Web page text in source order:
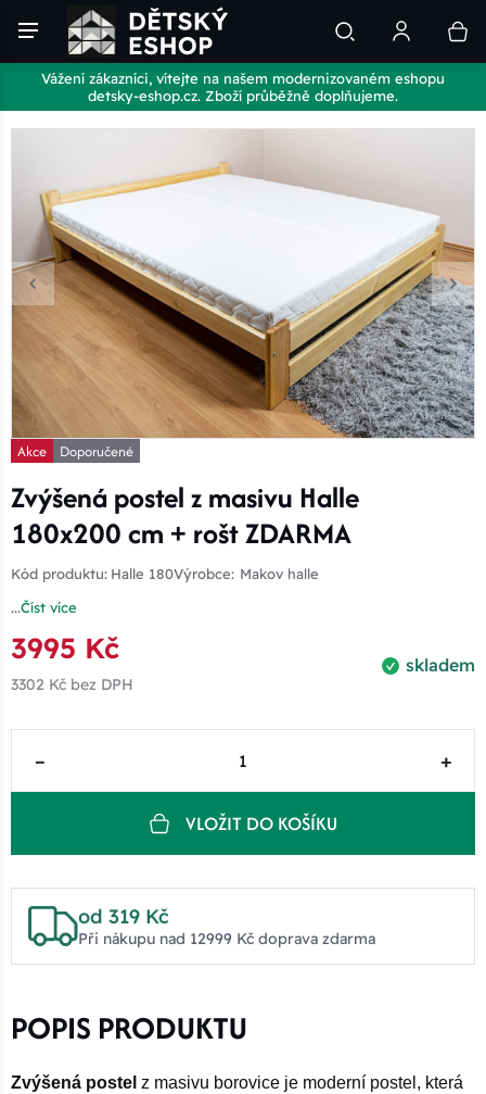
Vážení zákazníci, vítejte na našem modernizovaném eshopu
detsky-eshop.cz. Zboží průběžně doplňujeme.
Akce Doporučené
Zvýšená postel z masivu Halle
180x200 cm + rošt ZDARMA
Kód produktu: Halle 180Výrobce: Makov halle
...Číst více
skladem
3995 Kč
3302 Kč bez DPH
– +
VLOŽIT DO KOŠÍKU
od 319 Kč
Při nákupu nad 12999 Kč doprava zdarma
POPIS PRODUKTU
Zvýšená postel z masivu borovice je moderní postel, která